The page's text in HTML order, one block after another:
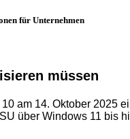
für Unternehmen
müssen
am 14. Oktober 2025
über Windows 11 bis